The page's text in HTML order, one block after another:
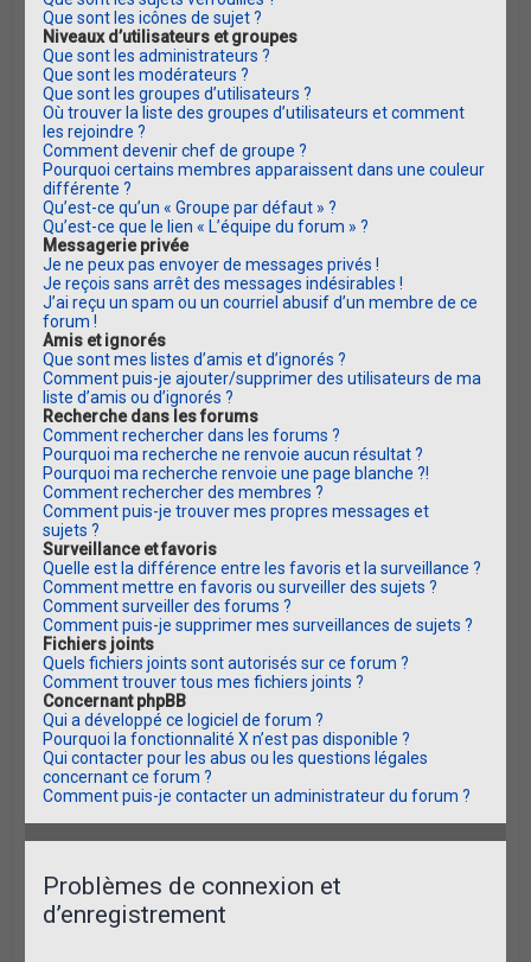
Que sont les icônes de sujet ?
Niveaux d’utilisateurs et groupes
Que sont les administrateurs ?
Que sont les modérateurs ?
Que sont les groupes d’utilisateurs ?
Où trouver la liste des groupes d’utilisateurs et comment
les rejoindre ?
Comment devenir chef de groupe ?
Pourquoi certains membres apparaissent dans une couleur
différente ?
Qu’est-ce qu’un « Groupe par défaut » ?
Qu’est-ce que le lien « L’équipe du forum » ?
Messagerie privée
Je ne peux pas envoyer de messages privés !
Je reçois sans arrêt des messages indésirables !
J’ai reçu un spam ou un courriel abusif d’un membre de ce
forum !
Amis et ignorés
Que sont mes listes d’amis et d’ignorés ?
Comment puis-je ajouter/supprimer des utilisateurs de ma
liste d’amis ou d’ignorés ?
Recherche dans les forums
Comment rechercher dans les forums ?
Pourquoi ma recherche ne renvoie aucun résultat ?
Pourquoi ma recherche renvoie une page blanche ?!
Comment rechercher des membres ?
Comment puis-je trouver mes propres messages et
sujets ?
Surveillance et favoris
Quelle est la différence entre les favoris et la surveillance ?
Comment mettre en favoris ou surveiller des sujets ?
Comment surveiller des forums ?
Comment puis-je supprimer mes surveillances de sujets ?
Fichiers joints
Quels fichiers joints sont autorisés sur ce forum ?
Comment trouver tous mes fichiers joints ?
Concernant phpBB
Qui a développé ce logiciel de forum ?
Pourquoi la fonctionnalité X n’est pas disponible ?
Qui contacter pour les abus ou les questions légales
concernant ce forum ?
Comment puis-je contacter un administrateur du forum ?
Problèmes de connexion et
d’enregistrement